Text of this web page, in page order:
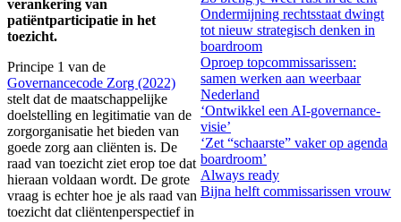
verankering van
patiëntparticipatie in het
toezicht.
Principe 1 van de
Governancecode Zorg (2022)
stelt dat de maatschappelijke
doelstelling en legitimatie van de
zorgorganisatie het bieden van
goede zorg aan cliënten is. De
raad van toezicht ziet erop toe dat
hieraan voldaan wordt. De grote
vraag is echter hoe je als raad van
toezicht dat cliëntenperspectief in
Ondermijning rechtsstaat dwingt
tot nieuw strategisch denken in
boardroom
Oproep topcommissarissen:
samen werken aan weerbaar
Nederland
‘Ontwikkel een AI-governance-
visie’
‘Zet “schaarste” vaker op agenda
boardroom’
Always ready
Bijna helft commissarissen vrouw